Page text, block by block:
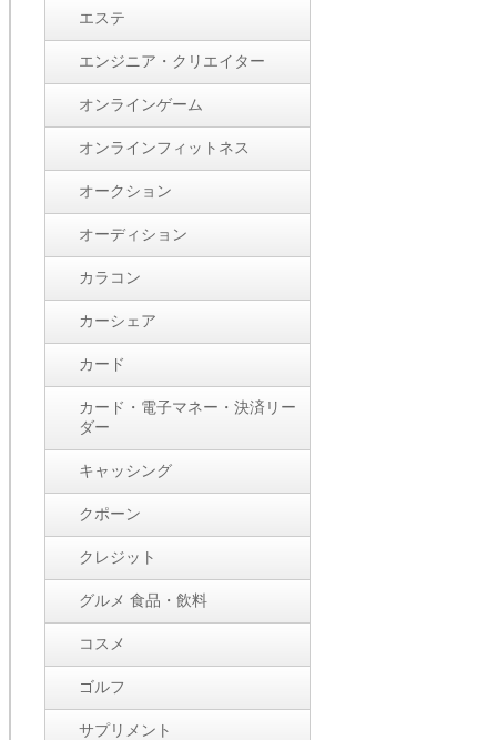
エステ
エンジニア・クリエイター
オンラインゲーム
オンラインフィットネス
オークション
オーディション
カラコン
カーシェア
カード
カード・電子マネー・決済リー
ダー
キャッシング
クポーン
クレジット
グルメ 食品・飲料
コスメ
ゴルフ
サプリメント